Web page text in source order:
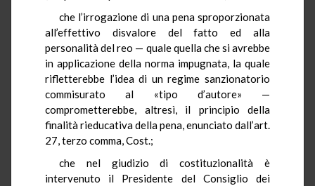
che l’irrogazione di una pena sproporzionata
all’effettivo disvalore del fatto ed alla
personalità del reo — quale quella che si avrebbe
in applicazione della norma impugnata, la quale
rifletterebbe l’idea di un regime sanzionatorio
commisurato al «tipo d’autore» —
comprometterebbe, altresì, il principio della
finalità rieducativa della pena, enunciato dall’art.
27, terzo comma, Cost.;
che nel giudizio di costituzionalità è
intervenuto il Presidente del Consiglio dei